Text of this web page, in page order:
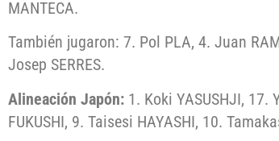
MANTECA.
También jugaron: 7. Pol PLA, 4. Juan
Josep SERRES.
Alineación Japón: 1. Koki YASUSHJI, 17.
FUKUSHI, 9. Taisesi HAYASHI, 10.